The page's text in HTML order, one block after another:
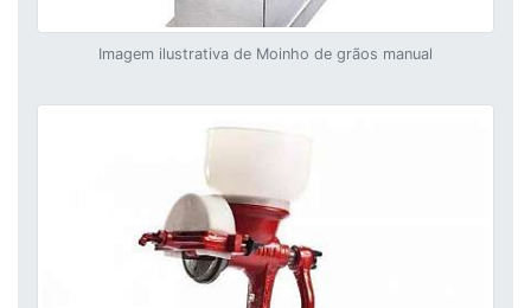
Imagem ilustrativa de Moinho de grãos manual